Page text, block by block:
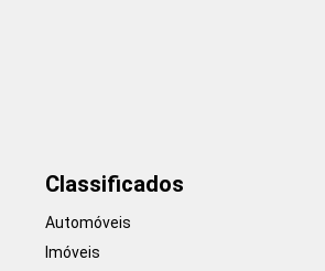
Classificados
Automóveis
Imóveis